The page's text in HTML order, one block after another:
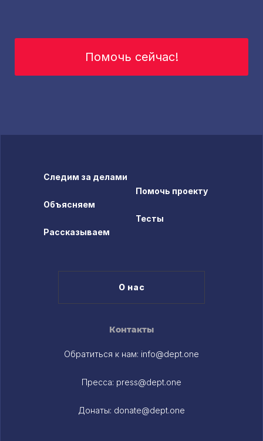
Помочь сейчас!
Контакты
Обратиться к нам: info@dept.one
Пресса: press@dept.one
Донаты: donate@dept.one
Следим за делами
Объясняем
Рассказываем
Помочь проекту
Тесты
О нас